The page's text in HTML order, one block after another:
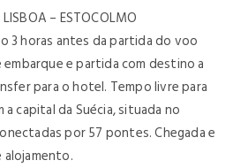
– ESTOCOLMO
3 horas antes da partida do voo
e partida com destino a
para o hotel. Tempo livre para
capital da Suécia, situada no
por 57 pontes. Chegada e